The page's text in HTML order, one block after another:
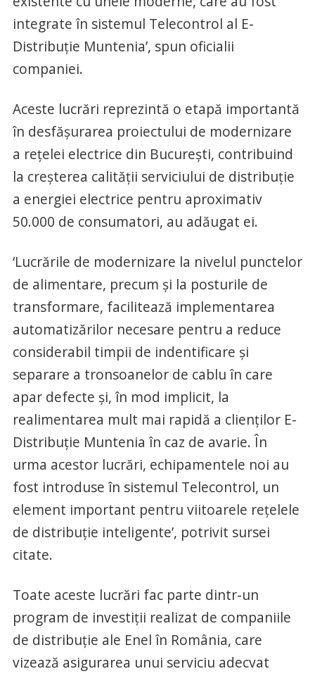
integrate în sistemul Telecontrol al E-
Distribuţie Muntenia’, spun oficialii
companiei.
Aceste lucrări reprezintă o etapă importantă
în desfăşurarea proiectului de modernizare
a reţelei electrice din Bucureşti, contribuind
la creşterea calităţii serviciului de distribuţie
a energiei electrice pentru aproximativ
50.000 de consumatori, au adăugat ei.
‘Lucrările de modernizare la nivelul punctelor
de alimentare, precum şi la posturile de
transformare, facilitează implementarea
automatizărilor necesare pentru a reduce
considerabil timpii de indentificare şi
separare a tronsoanelor de cablu în care
apar defecte şi, în mod implicit, la
realimentarea mult mai rapidă a clienţilor E-
Distribuţie Muntenia în caz de avarie. În
urma acestor lucrări, echipamentele noi au
fost introduse în sistemul Telecontrol, un
element important pentru viitoarele reţelele
de distribuţie inteligente’, potrivit sursei
citate.
Toate aceste lucrări fac parte dintr-un
program de investiţii realizat de companiile
de distribuţie ale Enel în România, care
vizează asigurarea unui serviciu adecvat